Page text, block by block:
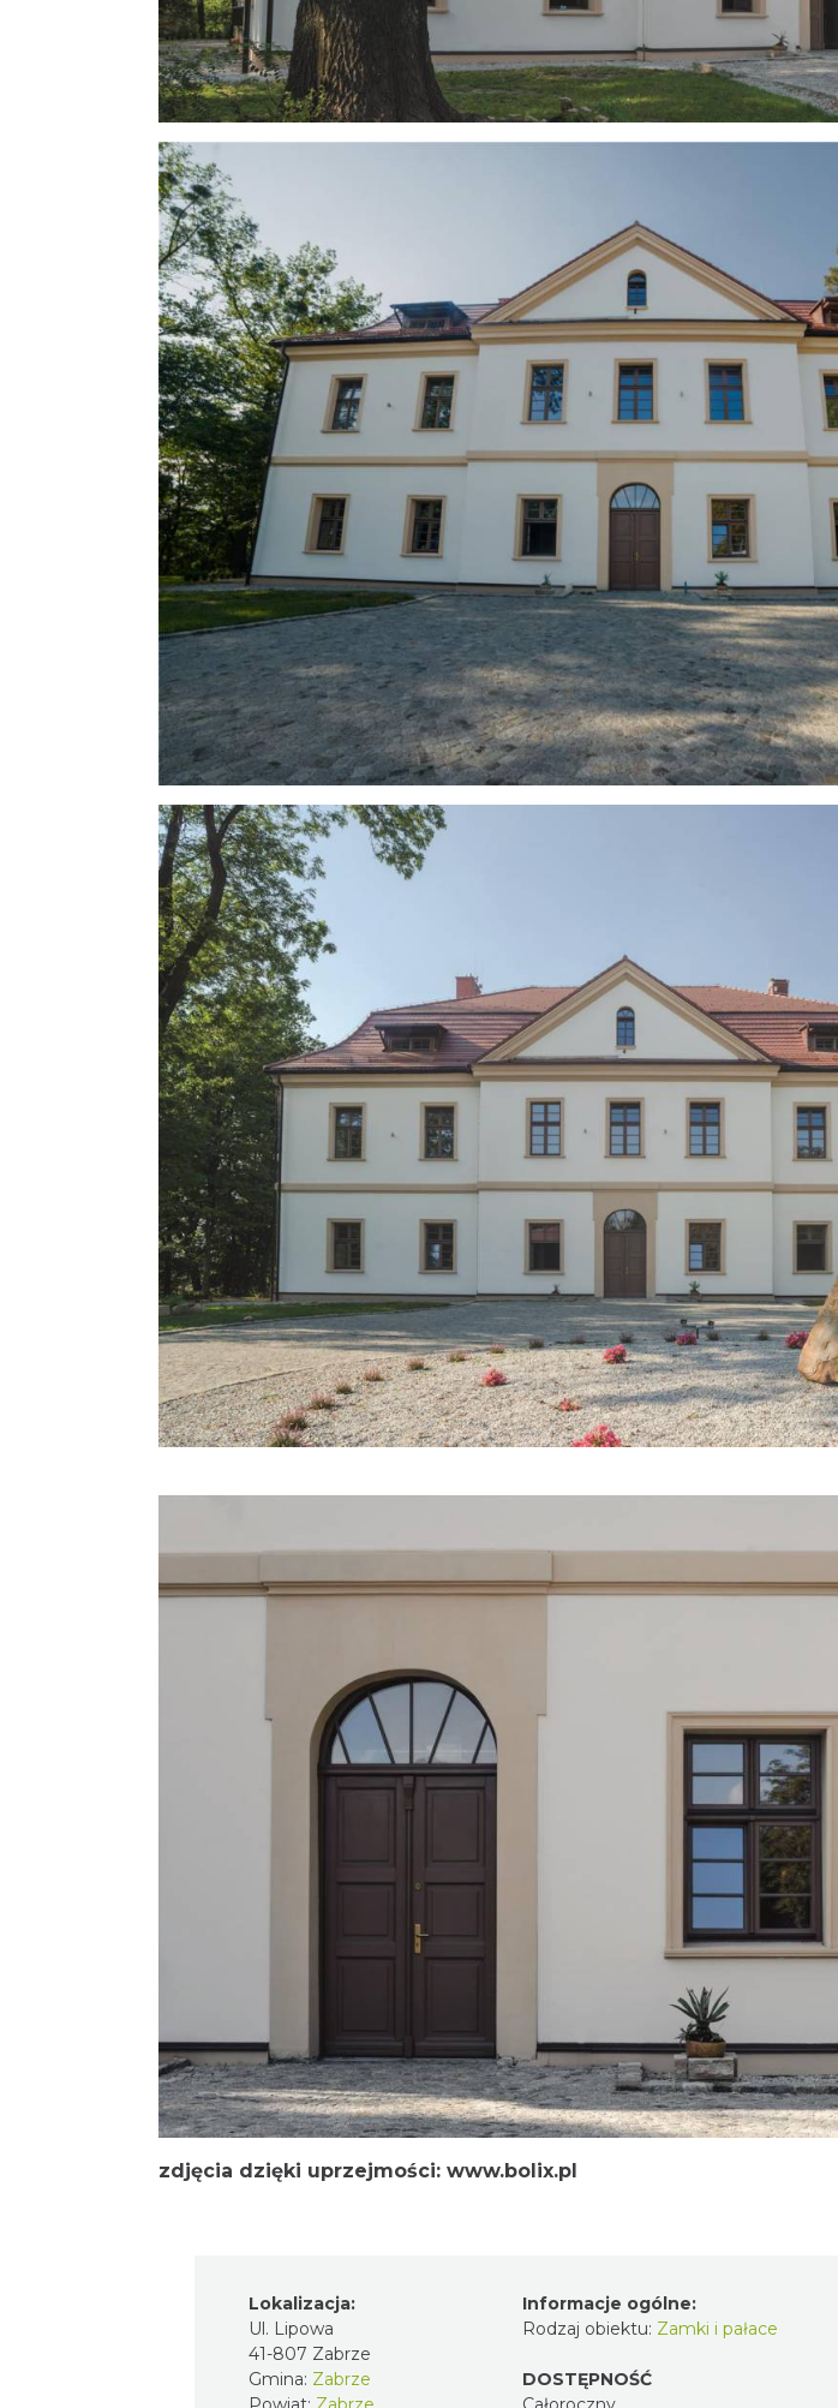
zdjęcia dzięki uprzejmości: www.bolix.pl
Lokalizacja:
Ul. Lipowa
41-807 Zabrze
Gmina: Zabrze
Informacje ogólne:
Rodzaj obiektu: Zamki i pałace
DOSTĘPNOŚĆ